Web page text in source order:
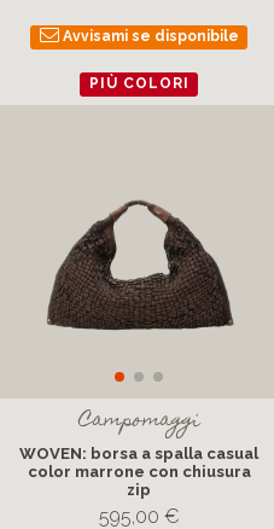
Avvisami se disponibile
PIÙ COLORI
Campomaggi
WOVEN: borsa a spalla casual
color marrone con chiusura
zip
595,00 €